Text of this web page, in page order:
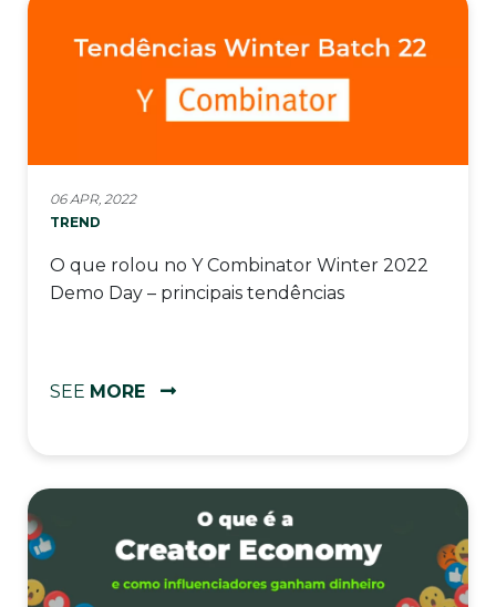
06 APR, 2022
TREND
O que rolou no Y Combinator Winter 2022
Demo Day – principais tendências
SEE MORE